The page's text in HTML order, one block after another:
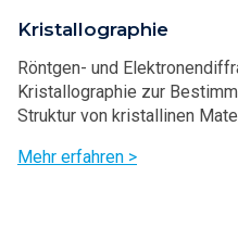
Kristallographie
Röntgen- und
Kristallographie zur
Struktur von kristallinen
Mehr erfahren >